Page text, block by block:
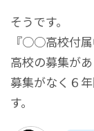
そうです。
『○○高校付属
高校の募集が
募集がなく６
す。